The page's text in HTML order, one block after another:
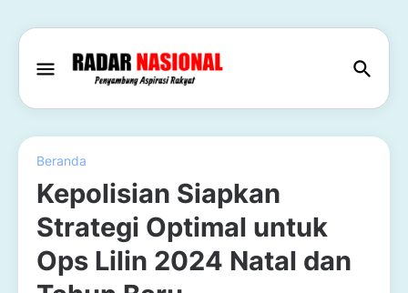
Beranda
Kepolisian Siapkan
Strategi Optimal untuk
Ops Lilin 2024 Natal dan